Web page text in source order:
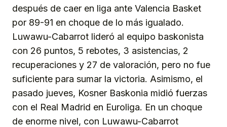
después de caer en liga ante Valencia Basket
por 89-91 en choque de lo más igualado.
Luwawu-Cabarrot lideró al equipo baskonista
con 26 puntos, 5 rebotes, 3 asistencias, 2
recuperaciones y 27 de valoración, pero no fue
suficiente para sumar la victoria. Asimismo, el
pasado jueves, Kosner Baskonia midió fuerzas
con el Real Madrid en Euroliga. En un choque
de enorme nivel, con Luwawu-Cabarrot